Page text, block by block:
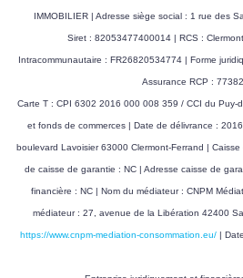
IMMOBILIER | Adresse siège social : 1 rue des
Siret : 82053477400014 | RCS :
Intracommunautaire : FR26820534774 | Forme
Assurance RCP :
Carte T : CPI 6302 2016 000 008 359 / CCI du Puy-
et fonds de commerces | Date de délivrance :
boulevard Lavoisier 63000 Clermont-Ferrand |
de caisse de garantie : NC | Adresse caisse de
financière : NC | Nom du médiateur : CNPM
médiateur : 27, avenue de la Libération 42400
https://www.cnpm-mediation-consommation.eu/|